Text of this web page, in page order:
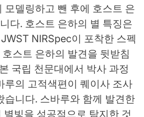
모델링하고 뺀 후에 호스트 은
다. 호스트 은하의 별 특징은
NIRSpec이 포착한 스펙
스트 은하의 발견을 뒷받침
국립 천문대에서 박사 과정
루의 고적색편이 퀘이사 조사
습니다. 스바루와 함께 발견한
빛을 성공적으로 탐지한 것